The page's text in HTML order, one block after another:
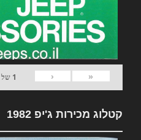
«
‹
1 של
קטלוג מכירות ג'יפ 1982